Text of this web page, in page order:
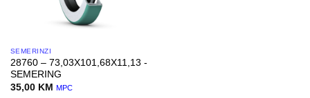
SEMERINZI
28760 – 73,03X101,68X11,13 -
SEMERING
35,00 KM MPC